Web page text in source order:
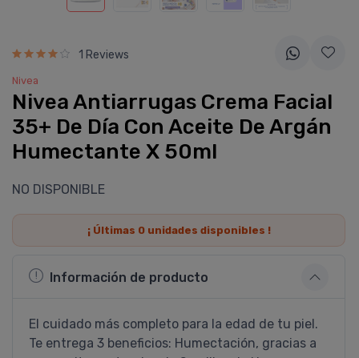
1 Reviews
Nivea
Nivea Antiarrugas Crema Facial
35+ De Dí­a Con Aceite De Argán
Humectante X 50ml
NO DISPONIBLE
¡ Últimas 0unidades disponibles !
Información de producto
El cuidado más completo para la edad de tu piel.
Te entrega 3 beneficios: Humectación, gracias a